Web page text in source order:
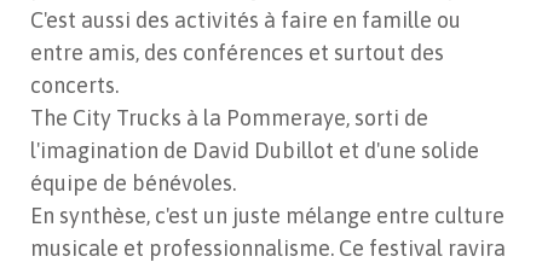
C'est aussi des activités à faire en famille ou
entre amis, des conférences et surtout des
concerts.
The City Trucks à la Pommeraye, sorti de
l'imagination de David Dubillot et d'une solide
équipe de bénévoles.
En synthèse, c'est un juste mélange entre culture
musicale et professionnalisme. Ce festival ravira